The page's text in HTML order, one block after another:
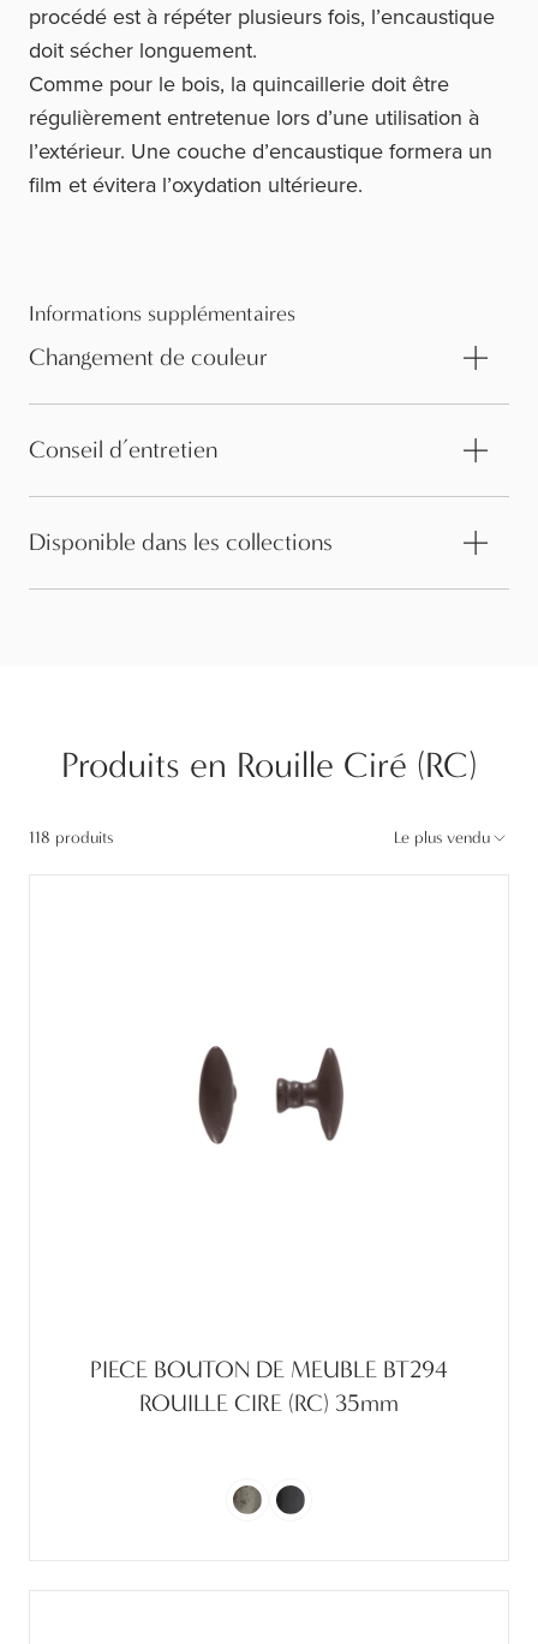
procédé est à répéter plusieurs fois, l’encaustique
doit sécher longuement.
Comme pour le bois, la quincaillerie doit être
régulièrement entretenue lors d’une utilisation à
l’extérieur. Une couche d’encaustique formera un
film et évitera l’oxydation ultérieure.
Informations supplémentaires
Changement de couleur
Conseil d’entretien
Disponible dans les collections
Produits en Rouille Ciré (RC)
118 produits Le plus vendu
PIECE BOUTON DE MEUBLE BT294
ROUILLE CIRE (RC) 35mm